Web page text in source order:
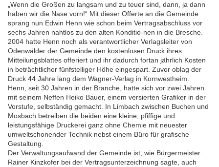
„Wenn die Großen zu langsam und zu teuer sind, dann, ja dann
haben wir die Nase vorn!“ Mit dieser Offerte an die Gemeinde
sprang nun Edwin Henn wie schon beim Vertragsabschluss vor
sechs Jahren nahtlos zu den alten Konditio-nen in die Bresche.
2004 hatte Henn noch als verantwortlicher Verlagsleiter von
Odenwälder der Gemeinde den kostenlosen Druck ihres
Mitteilungsblattes offeriert und ihr dadurch fortan jährlich Kosten
in beträchtlicher fünfstelliger Höhe eingespart. Zuvor oblag der
Druck 44 Jahre lang dem Wagner-Verlag in Kornwestheim.
Henn, seit 30 Jahren in der Branche, hatte sich vor zwei Jahren
mit seinem Neffen Heiko Bauer, einem versierten Grafiker in der
Vorstufe, selbständig gemacht. In Limbach zwischen Buchen und
Mosbach betreiben die beiden eine kleine, pfiffige und
leistungsfähige Druckerei ganz ohne Chemie mit neuester
umweltschonender Technik nebst einem Büro für grafische
Gestaltung.
Der Verwaltungsaufwand der Gemeinde ist, wie Bürgermeister
Rainer Kinzkofer bei der Vertragsunterzeichnung sagte, auch